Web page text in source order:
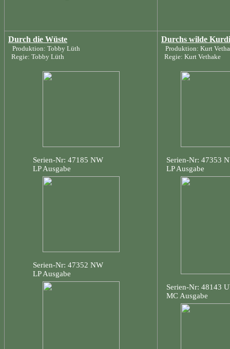
Durch die Wüste
Produktion: Tobby Lüth
Regie: Tobby Lüth
Serien-Nr: 47185 NW
LP Ausgabe
Serien-Nr: 47352 NW
LP Ausgabe
Durchs wilde
Produktion: Kurt
Regie: Kurt Vethake
Serien-Nr: 47353
LP Ausgabe
Serien-Nr: 48143
MC Ausgabe